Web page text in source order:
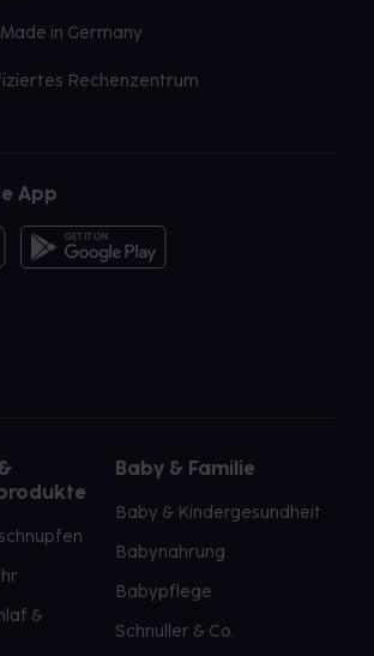
in Germany
Rechenzentrum
App
&
Baby & Familie
Baby & Kindergesundheit
Babynahrung
Babypflege
Schnuller & Co.